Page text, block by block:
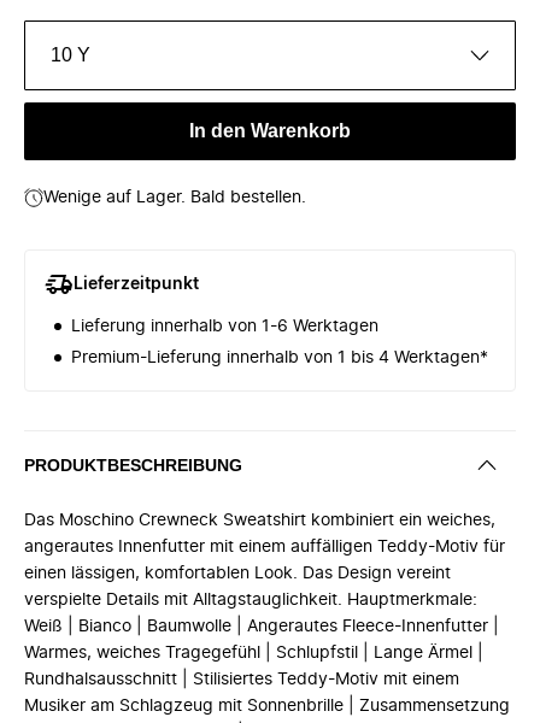
10 Y
In den Warenkorb
Wenige auf Lager. Bald bestellen.
Lieferzeitpunkt
Lieferung innerhalb von 1-6 Werktagen
Premium-Lieferung innerhalb von 1 bis 4 Werktagen*
PRODUKTBESCHREIBUNG
Das Moschino Crewneck Sweatshirt kombiniert ein weiches,
angerautes Innenfutter mit einem auffälligen Teddy-Motiv für
einen lässigen, komfortablen Look. Das Design vereint
verspielte Details mit Alltagstauglichkeit. Hauptmerkmale:
Weiß | Bianco | Baumwolle | Angerautes Fleece-Innenfutter |
Warmes, weiches Tragegefühl | Schlupfstil | Lange Ärmel |
Rundhalsausschnitt | Stilisiertes Teddy-Motiv mit einem
Musiker am Schlagzeug mit Sonnenbrille | Zusammensetzung